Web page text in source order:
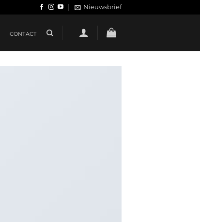
Nieuwsbrief
CONTACT